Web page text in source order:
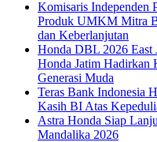
Komisaris Independen
Produk UMKM Mitra
dan Keberlanjutan
Honda DBL 2026 East
Honda Jatim Hadirkan
Generasi Muda
Teras Bank Indonesia
Kasih BI Atas
Astra Honda Siap
Mandalika 2026